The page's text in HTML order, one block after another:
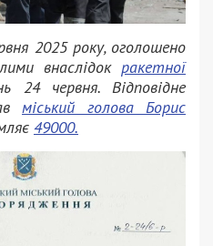
2025 року, оголошено
внаслідок ракетної
24 червня. Відповідне
міський голова Борис
49000.